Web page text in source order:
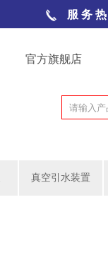
服 务 热
官方旗舰店
真空引水装置